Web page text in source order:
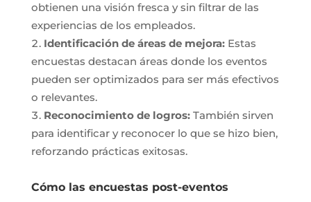
obtienen una visión fresca y sin filtrar de las
experiencias de los empleados.
Identificación de áreas de mejora:Estas
encuestas destacan áreas donde los eventos
pueden ser optimizados para ser más efectivos
o relevantes.
Reconocimiento de logros:También sirven
para identificar y reconocer lo que se hizo bien,
reforzando prácticas exitosas.
Cómo las encuestas post-eventos